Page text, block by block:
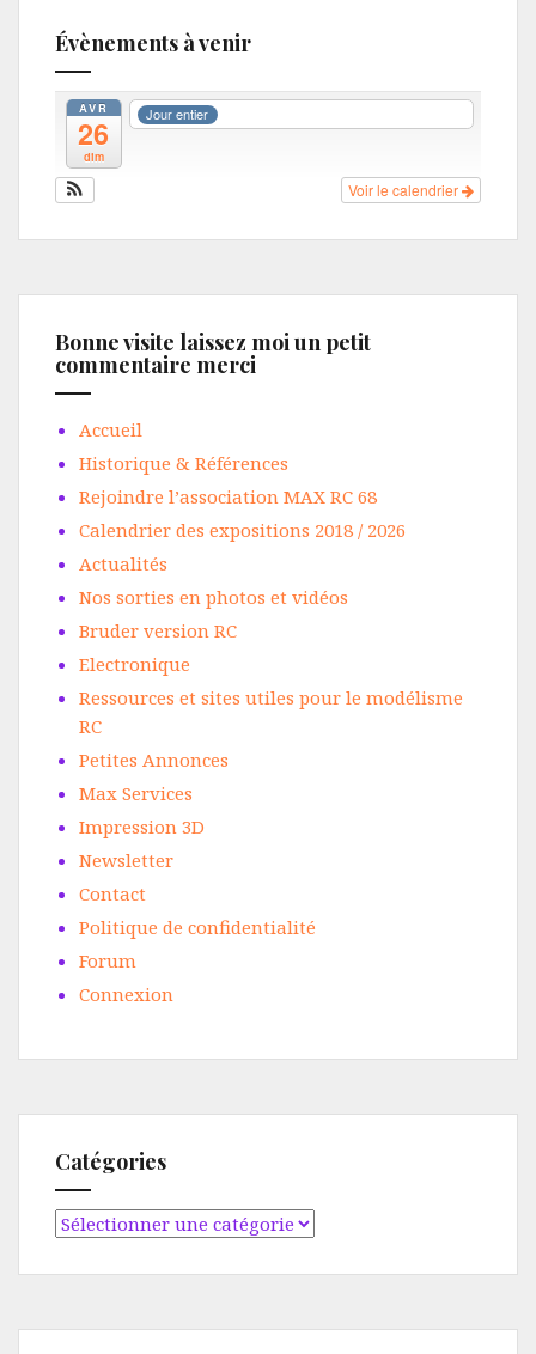
Évènements à venir
AVR
26
dim
Jour entier
Voir le calendrier
Bonne visite laissez moi un petit
commentaire merci
Accueil
Historique & Références
Rejoindre l’association MAX RC 68
Calendrier des expositions 2018 / 2026
Actualités
Nos sorties en photos et vidéos
Bruder version RC
Electronique
Ressources et sites utiles pour le modélisme
RC
Petites Annonces
Max Services
Impression 3D
Newsletter
Contact
Politique de confidentialité
Forum
Connexion
Catégories
Catégories